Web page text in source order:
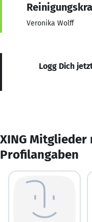
Veronika Wolff
Logg Dich
XING
Profilangaben